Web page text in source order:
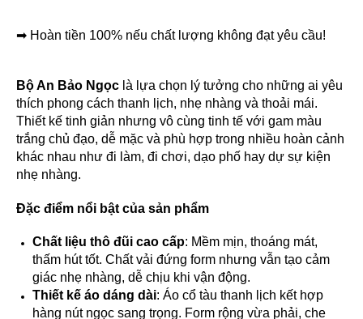
➡ Hoàn tiền 100% nếu chất lượng không đạt yêu cầu!
Bộ An Bảo Ngọc là lựa chọn lý tưởng cho những ai yêu
thích phong cách thanh lịch, nhẹ nhàng và thoải mái.
Thiết kế tinh giản nhưng vô cùng tinh tế với gam màu
trắng chủ đạo, dễ mặc và phù hợp trong nhiều hoàn cảnh
khác nhau như đi làm, đi chơi, dạo phố hay dự sự kiện
nhẹ nhàng.
Đặc điểm nổi bật của sản phẩm
Chất liệu thô đũi cao cấp: Mềm mịn, thoáng mát,
thấm hút tốt. Chất vải đứng form nhưng vẫn tạo cảm
giác nhẹ nhàng, dễ chịu khi vận động.
Thiết kế áo dáng dài: Áo cổ tàu thanh lịch kết hợp
hàng nút ngọc sang trọng. Form rộng vừa phải, che